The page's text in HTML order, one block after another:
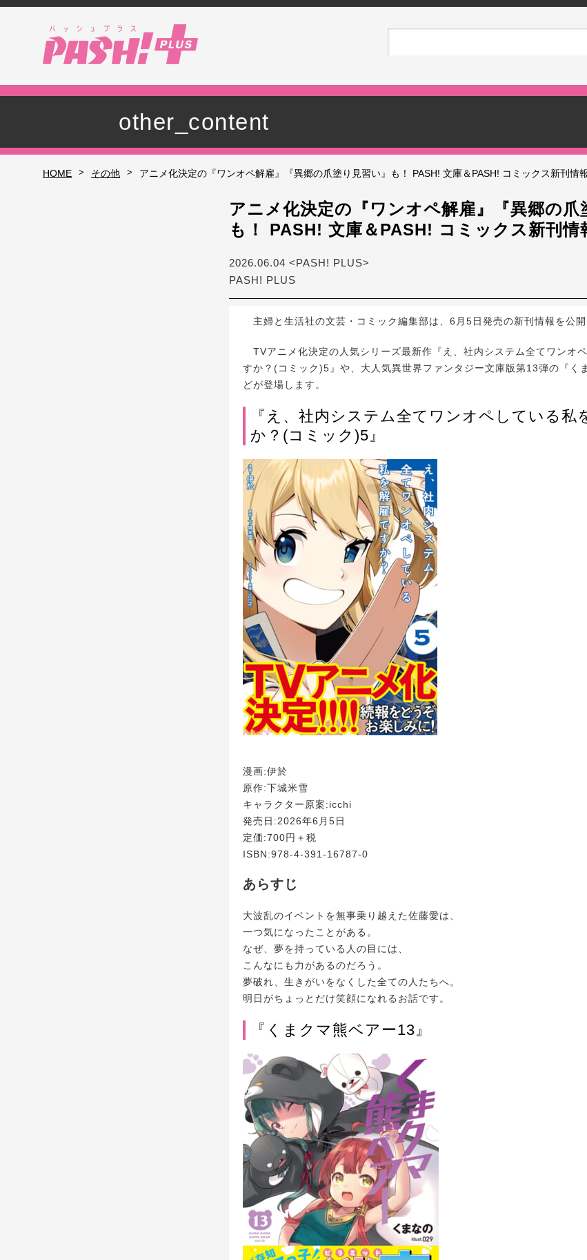
other_content
HOME > その他 > アニメ化決定の『ワンオペ解雇』『異郷の爪塗り見習い』も！ PASH! 文庫＆PASH! コミックス新刊情
アニメ化決定の『ワンオペ解雇』『異郷の爪
も！ PASH! 文庫＆PASH! コミックス新刊情
2026.06.04 <PASH! PLUS>
PASH! PLUS
主婦と生活社の文芸・コミック編集部は、6月5日発売の新刊情報を公開
TVアニメ化決定の人気シリーズ最新作『え、社内システム全てワンオ
すか？(コミック)5』や、大人気異世界ファンタジー文庫版第13弾の『く
どが登場します。
『え、社内システム全てワンオペしている私
か？(コミック)5』
漫画:伊於
原作:下城米雪
キャラクター原案:icchi
発売日:2026年6月5日
定価:700円＋税
ISBN:978-4-391-16787-0
あらすじ
大波乱のイベントを無事乗り越えた佐藤愛は、
一つ気になったことがある。
なぜ、夢を持っている人の目には、
こんなにも力があるのだろう。
夢破れ、生きがいをなくした全ての人たちへ。
明日がちょっとだけ笑顔になれるお話です。
『くまクマ熊ベアー13』